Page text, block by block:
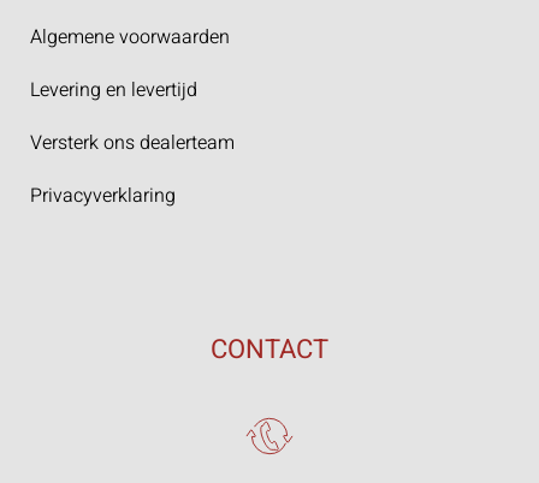
Algemene voorwaarden
Levering en levertijd
Versterk ons dealerteam
Privacyverklaring
CONTACT